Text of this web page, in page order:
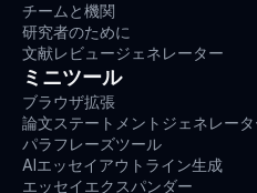
チームと機関
研究者のために
文献レビュージェネレーター
ミニツール
ブラウザ拡張
論文ステートメントジェネレータ
パラフレーズツール
AIエッセイアウトライン生成
エッセイエクスパンダー